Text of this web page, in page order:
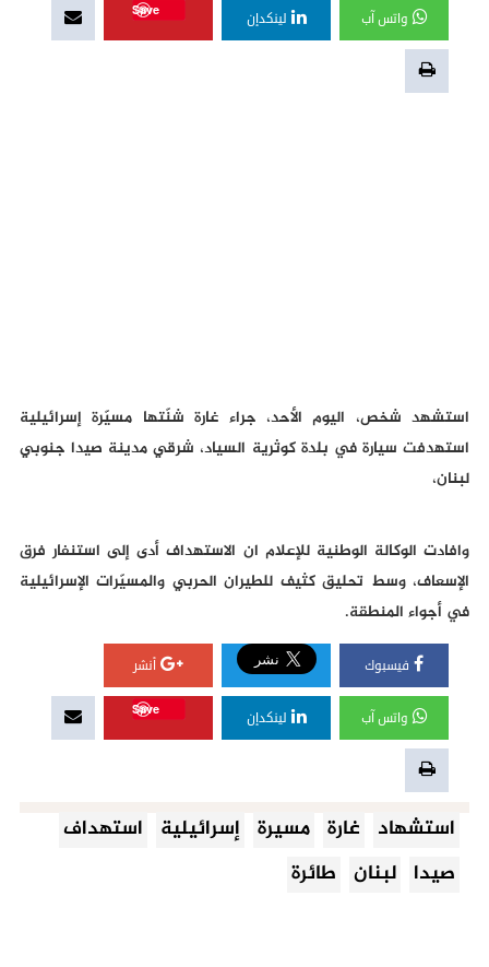
واتس آب لينكدإن
Save
استشهد شخص، اليوم الأحد، جراء غارة شنّتها مسيّرة إسرائيلية
استهدفت سيارة في بلدة كوثرية السياد، شرقي مدينة صيدا جنوبي
لبنان،
وافادت الوكالة الوطنية للإعلام ان الاستهداف أدى إلى استنفار فرق
الإسعاف، وسط تحليق كثيف للطيران الحربي والمسيّرات الإسرائيلية
في أجواء المنطقة.
فيسبوك أنشر
واتس آب لينكدإن
Save
استشهاد غارة مسيرة إسرائيلية استهداف
صيدا لبنان طائرة